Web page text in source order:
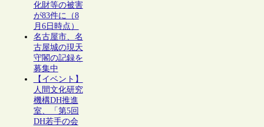
化財等の被害
が83件に（8
月6日時点）
名古屋市、名
古屋城の現天
守閣の記録を
募集中
【イベント】
人間文化研究
機構DH推進
室、「第5回
DH若手の会